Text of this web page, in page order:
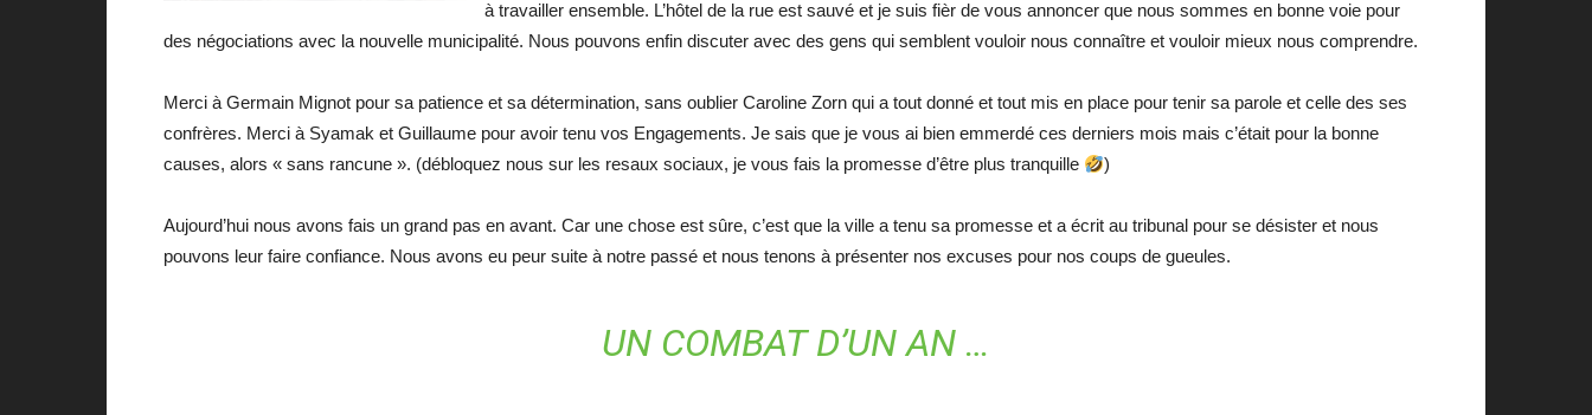
à travailler ensemble. L’hôtel de la rue est sauvé et je suis fièr de vous annoncer que nous sommes en bonne voie pour
des négociations avec la nouvelle municipalité. Nous pouvons enfin discuter avec des gens qui semblent vouloir nous connaître et vouloir mieux nous comprendre.
Merci à Germain Mignot pour sa patience et sa détermination, sans oublier Caroline Zorn qui a tout donné et tout mis en place pour tenir sa parole et celle des ses
confrères. Merci à Syamak et Guillaume pour avoir tenu vos Engagements. Je sais que je vous ai bien emmerdé ces derniers mois mais c’était pour la bonne
causes, alors « sans rancune ». (débloquez nous sur les resaux sociaux, je vous fais la promesse d’être plus tranquille
)
Aujourd’hui nous avons fais un grand pas en avant. Car une chose est sûre, c’est que la ville a tenu sa promesse et a écrit au tribunal pour se désister et nous
pouvons leur faire confiance. Nous avons eu peur suite à notre passé et nous tenons à présenter nos excuses pour nos coups de gueules.
UN COMBAT D’UN AN …